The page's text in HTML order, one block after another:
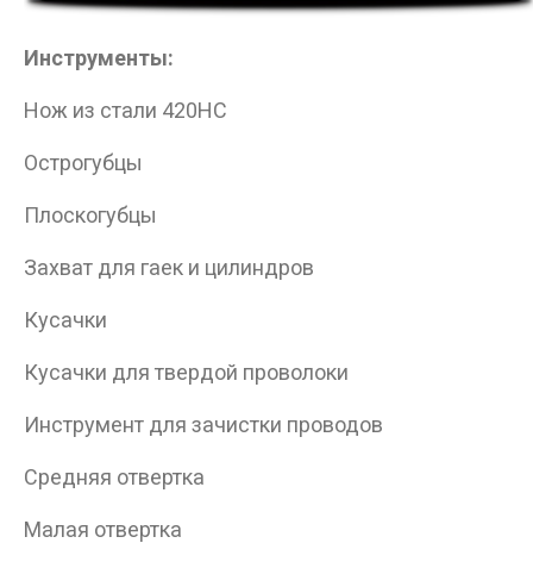
Инструменты:
Нож из стали 420HC
Острогубцы
Плоскогубцы
Захват для гаек и цилиндров
Кусачки
Кусачки для твердой проволоки
Инструмент для зачистки проводов
Средняя отвертка
Малая отвертка
Данные товары продаются лицам,
ДА НЕТ